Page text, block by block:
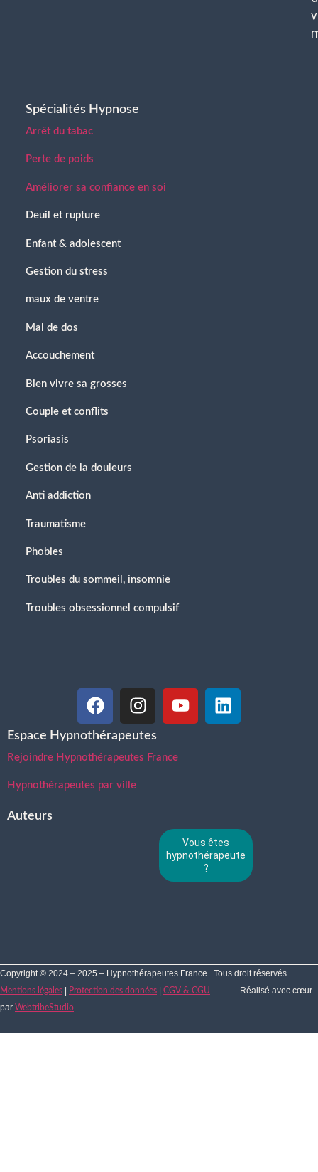
Spécialités Hypnose
Arrêt du tabac
Perte de poids
Améliorer sa confiance en soi
Deuil et rupture
Enfant & adolescent
Gestion du stress
maux de ventre
Mal de dos
Accouchement
Bien vivre sa grosses
Couple et conflits
Psoriasis
Gestion de la douleurs
Anti addiction
Traumatisme
Phobies
Troubles du sommeil, insomnie
Troubles obsessionnel compulsif
Espace Hypnothérapeutes
Rejoindre Hypnothérapeutes France
Hypnothérapeutes par ville
Auteurs
Vous êtes
hypnothérapeute
?
Copyright © 2024 – 2025 – Hypnothérapeutes France . Tous droit réservés
Mentions légales Protection des données CGV & CGU
Réalisé avec cœur
par WebtribeStudio